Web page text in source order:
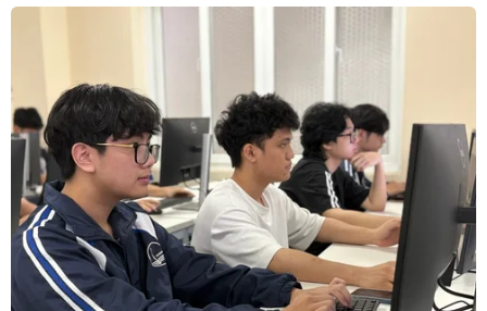
“Chúng ta từng có những bài học đau đớn, tiền
kiểm rồi mà vẫn còn sơ sẩy” ông cho biết.
[Rút giấy phép nếu doanh nghiệp không khắc
phục vi phạm đường lưỡi bò]
Năm 2018 và 2019, Cục Điện ảnh vướng phải rắc
rối khi đưa ra rạp 2 bộ phim“Điệp vụ Biển Đỏ”
và“Everest: Người tuyết bé nhỏ.”Trong“Điệp vụ
Biển Đỏ”(2018), 2 phút cuối bộ phim gây tranh
cãi vì có cảnh các chiến hạm Trung Quốc bao